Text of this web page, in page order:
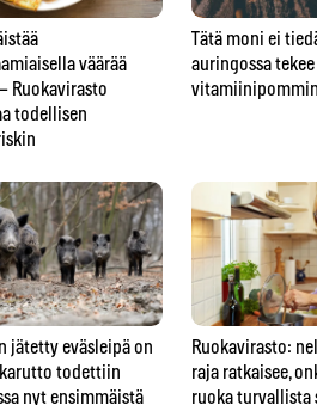
väärää
Ruokavirasto
todellisen
jätetty eväsleipä on
todettiin
nyt ensimmäistä
Tätä moni ei
auringossa
vitamiinipommin
Ruokavirasto:
raja ratkaisee,
ruoka turvallista